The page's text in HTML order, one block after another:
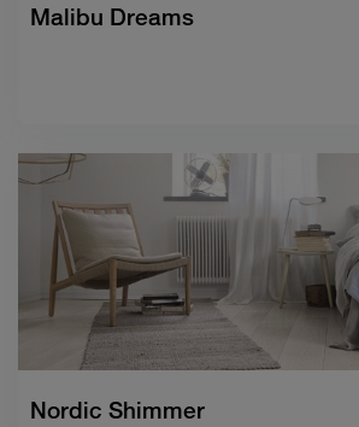
Malibu Dreams
Nordic Shimmer